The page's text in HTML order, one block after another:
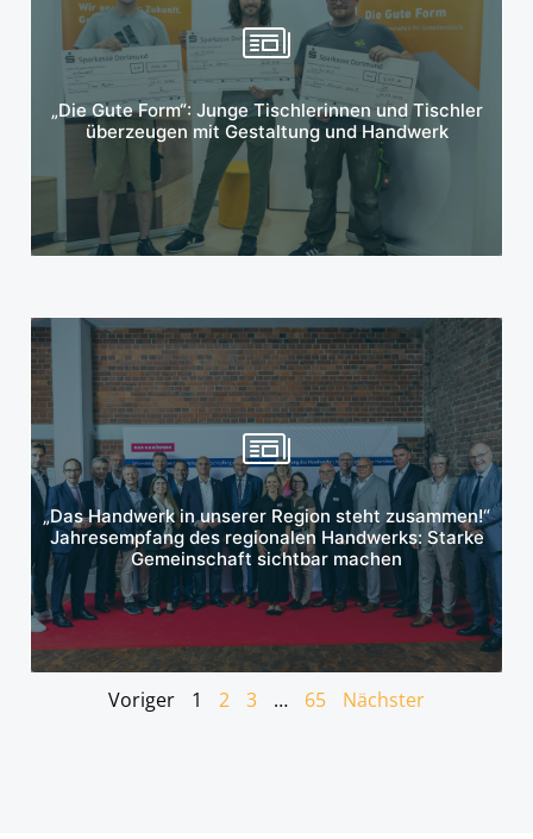
„Die Gute Form“: Junge Tischlerinnen und Tischler
überzeugen mit Gestaltung und Handwerk
Mehr erfahren
„Das Handwerk in unserer Region steht zusammen!“
Jahresempfang des regionalen Handwerks: Starke
Gemeinschaft sichtbar machen
Mehr erfahren
Voriger 1 2 3 … 65 Nächster